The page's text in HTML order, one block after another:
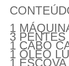
1
3 PENTES
1 CABO
1 ÓLEO
1